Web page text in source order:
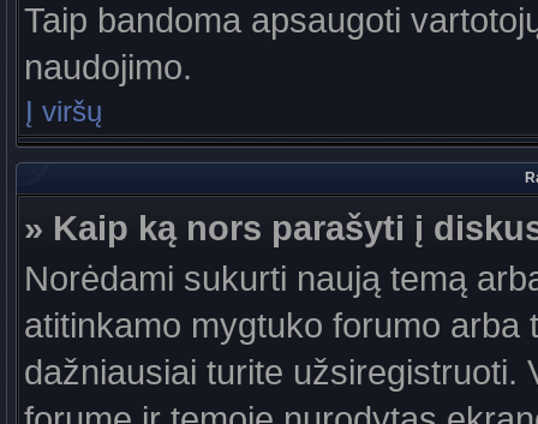
Taip bandoma apsaugoti
naudojimo.
Į viršų
» Kaip ką nors parašyti į
Norėdami sukurti naują temą
atitinkamo mygtuko forumo
dažniausiai turite užsiregistruoti.